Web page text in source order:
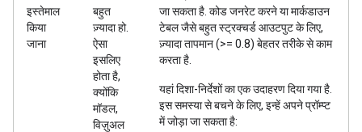
इस्तेमाल
किया
जाना
बहुत
ज़्यादा हो.
ऐसा
इसलिए
होता है,
क्योंकि
मॉडल,
विज़ुअल
जा सकता है. कोड जनरेट करने या मार्कडाउन
टेबल जैसे बहुत स्ट्रक्चर्ड आउटपुट के लिए,
ज़्यादा तापमान (>= 0.8) बेहतर तरीके से काम
करता है.
यहां दिशा-निर्देशों का एक उदाहरण दिया गया है.
इस समस्या से बचने के लिए, इन्हें अपने प्रॉम्प्ट
में जोड़ा जा सकता है: